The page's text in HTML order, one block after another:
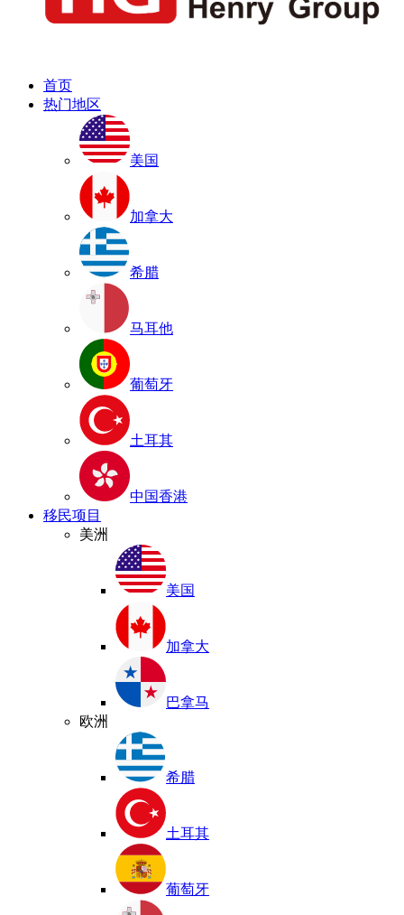
首页
热门地区
美国
加拿大
希腊
马耳他
葡萄牙
土耳其
中国香港
移民项目
美洲
美国
加拿大
巴拿马
欧洲
希腊
土耳其
葡萄牙